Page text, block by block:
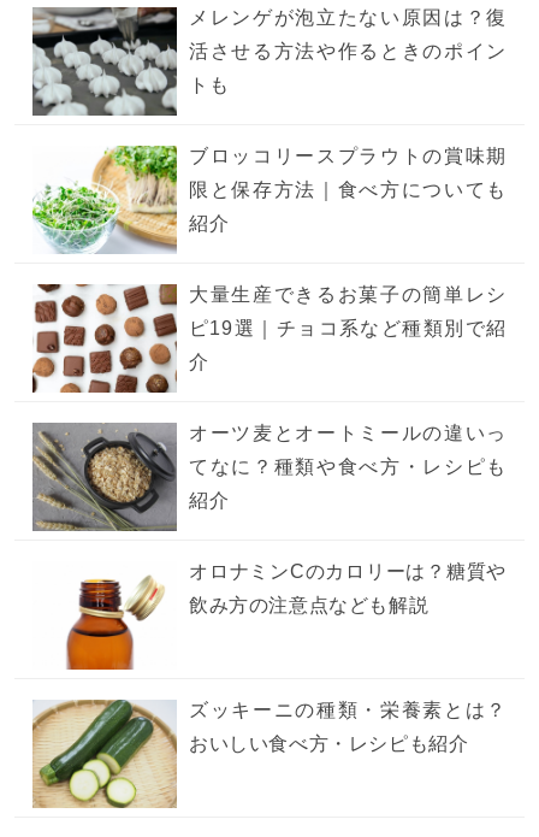
メレンゲが泡立たない原因は？復
活させる方法や作るときのポイン
トも
ブロッコリースプラウトの賞味期
限と保存方法｜食べ方についても
紹介
大量生産できるお菓子の簡単レシ
ピ19選｜チョコ系など種類別で紹
介
オーツ麦とオートミールの違いっ
てなに？種類や食べ方・レシピも
紹介
オロナミンCのカロリーは？糖質や
飲み方の注意点なども解説
ズッキーニの種類・栄養素とは？
おいしい食べ方・レシピも紹介